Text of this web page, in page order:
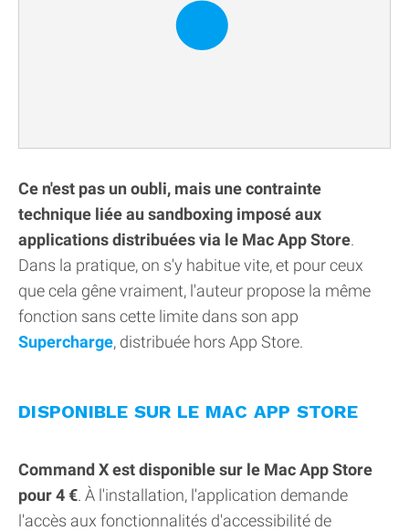
Ce n'est pas un oubli, mais une contrainte
technique liée au sandboxing imposé aux
applications distribuées via le Mac App Store.
Dans la pratique, on s'y habitue vite, et pour ceux
que cela gêne vraiment, l'auteur propose la même
fonction sans cette limite dans son app
Supercharge, distribuée hors App Store.
DISPONIBLE SUR LE MAC APP STORE
Command X est disponible sur le Mac App Store
pour 4 €. À l'installation, l'application demande
l'accès aux fonctionnalités d'accessibilité de